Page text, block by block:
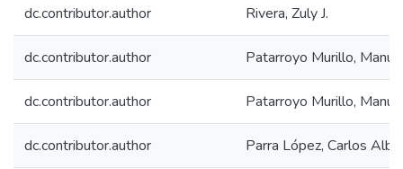
dc.contributor.author Rivera, Zuly J.
dc.contributor.author Patarroyo Murillo,
dc.contributor.author Patarroyo Murillo,
dc.contributor.author Parra López, Carlos